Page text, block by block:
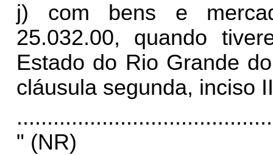
j) com bens e
25.032.00, quando
Estado do Rio Grande
cláusula segunda, inciso
" (NR)